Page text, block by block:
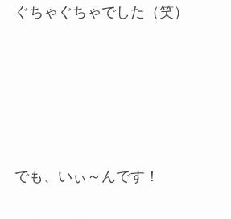
ぐちゃぐちゃでした（笑）
でも、いぃ～んです！